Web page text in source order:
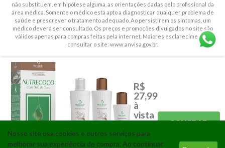
Nosso site usa cookies e outros serviços para
melhorar sua experiência de compra. Ao continuar
R$
27,99
à
vista
À vista
- 1x de
R$
COMPRAR
não substituem, em hipótese alguma, as orientações dadas pelo profissional da
área médica. Somente o médico está apto a diagnosticar qualquer problema de
saúde e prescrever o tratamento adequado. Ao persistirem os sintomas, um
médico deverá ser consultado. Os preços e promoções divulgados no site são
válidos apenas para compras feitas pela internet. Maiores esclarecimentos,
consultar o site: www.anvisa.gov.br.
CORRELATOS
MAMÃES E BEBÊS
PERFUMARIA
RX
SIMILARES
ABSORVENTES
FRALDAS INFANTIL
Tecnologia